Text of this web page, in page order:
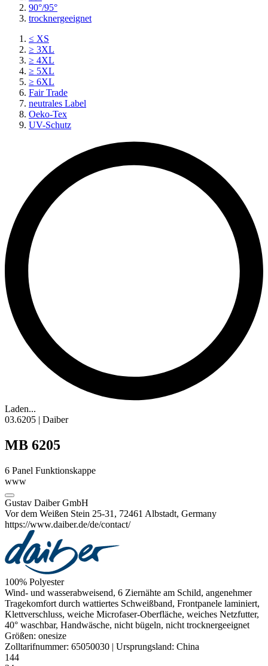
90°/95°
trocknergeeignet
≤ XS
≥ 3XL
≥ 4XL
≥ 5XL
≥ 6XL
Fair Trade
neutrales Label
Oeko-Tex
UV-Schutz
Laden...
03.6205 | Daiber
MB 6205
6 Panel Funktionskappe
www
Gustav Daiber GmbH
Vor dem Weißen Stein 25-31, 72461 Albstadt, Germany
https://www.daiber.de/de/contact/
100% Polyester
Wind- und wasserabweisend, 6 Ziernähte am Schild, angenehmer
Tragekomfort durch wattiertes Schweißband, Frontpanele laminiert,
Klettverschluss, weiche Microfaser-Oberfläche, weiches Netzfutter,
40° waschbar, Handwäsche, nicht bügeln, nicht trocknergeeignet
Größen: onesize
Zolltarifnummer: 65050030 | Ursprungsland: China
144